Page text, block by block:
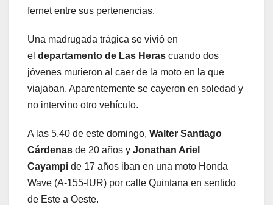
fernet entre sus pertenencias.
Una madrugada trágica se vivió en
el departamento de Las Heras cuando dos
jóvenes murieron al caer de la moto en la que
viajaban. Aparentemente se cayeron en soledad y
no intervino otro vehículo.
A las 5.40 de este domingo, Walter Santiago
Cárdenas de 20 años y Jonathan Ariel
Cayampi de 17 años iban en una moto Honda
Wave (A-155-IUR) por calle Quintana en sentido
de Este a Oeste.